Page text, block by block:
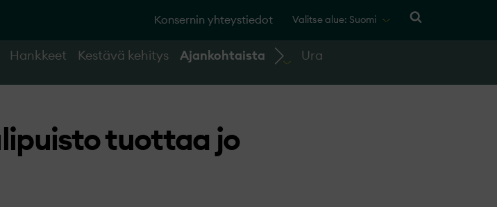
Konsernin yhteystiedot Valitse alue: Suomi
Hankkeet Kestävä kehitys Ajankohtaista Ura
tuottaa jo